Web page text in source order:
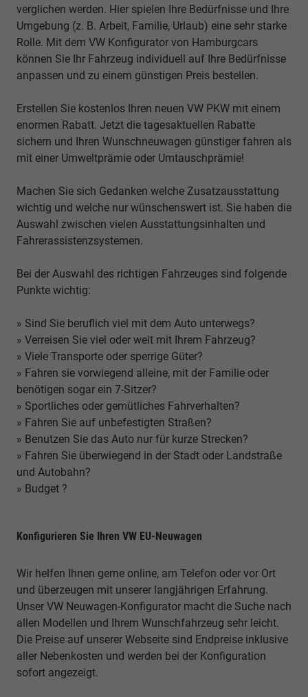
verglichen werden. Hier spielen Ihre Bedürfnisse und Ihre
Umgebung (z. B. Arbeit, Familie, Urlaub) eine sehr starke
Rolle. Mit dem VW Konfigurator von Hamburgcars
können Sie Ihr Fahrzeug individuell auf Ihre Bedürfnisse
anpassen und zu einem günstigen Preis bestellen.
Erstellen Sie kostenlos Ihren neuen VW PKW mit einem
enormen Rabatt. Jetzt die tagesaktuellen Rabatte
sichern und Ihren Wunschneuwagen günstiger fahren als
mit einer Umweltprämie oder Umtauschprämie!
Machen Sie sich Gedanken welche Zusatzausstattung
wichtig und welche nur wünschenswert ist. Sie haben die
Auswahl zwischen vielen Ausstattungsinhalten und
Fahrerassistenzsystemen.
Bei der Auswahl des richtigen Fahrzeuges sind folgende
Punkte wichtig:
» Sind Sie beruflich viel mit dem Auto unterwegs?
» Verreisen Sie viel oder weit mit Ihrem Fahrzeug?
» Viele Transporte oder sperrige Güter?
» Fahren sie vorwiegend alleine, mit der Familie oder
benötigen sogar ein 7-Sitzer?
» Sportliches oder gemütliches Fahrverhalten?
» Fahren Sie auf unbefestigten Straßen?
» Benutzen Sie das Auto nur für kurze Strecken?
» Fahren Sie überwiegend in der Stadt oder Landstraße
und Autobahn?
» Budget ?
Konfigurieren Sie Ihren VW EU-Neuwagen
Wir helfen Ihnen gerne online, am Telefon oder vor Ort
und überzeugen mit unserer langjährigen Erfahrung.
Unser VW Neuwagen-Konfigurator macht die Suche nach
allen Modellen und Ihrem Wunschfahrzeug sehr leicht.
Die Preise auf unserer Webseite sind Endpreise inklusive
aller Nebenkosten und werden bei der Konfiguration
sofort angezeigt.